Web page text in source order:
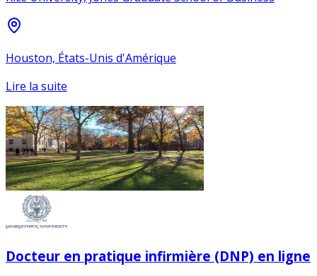
Houston, États-Unis d'Amérique
Lire la suite
Docteur en pratique infirmière (DNP) en ligne